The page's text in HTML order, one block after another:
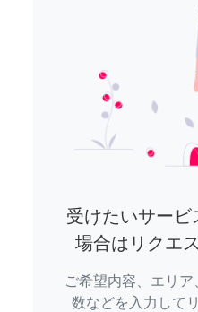
受けたいサービ
場合はリクエ
ご希望内容、エリ
数などを入力して